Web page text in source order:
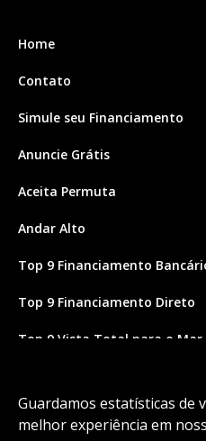
Guardamos estatísticas de
melhor experiência em
Home
Contato
Simule seu Financiamento
Anuncie Grátis
Aceita Permuta
Andar Alto
Top 9 Financiamento
Top 9 Financiamento Direto
Top 9 Vista Total para o Mar
Site feito por